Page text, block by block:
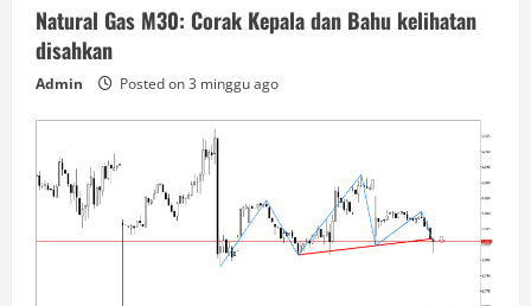
Natural Gas M30: Corak Kepala dan Bahu kelihatan
disahkan
Admin Posted on 3 minggu ago